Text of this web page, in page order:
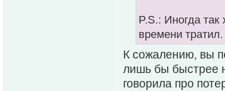
P.S.: Иногда так
времени тратил.
К сожалению, вы
лишь бы быстрее
говорила про